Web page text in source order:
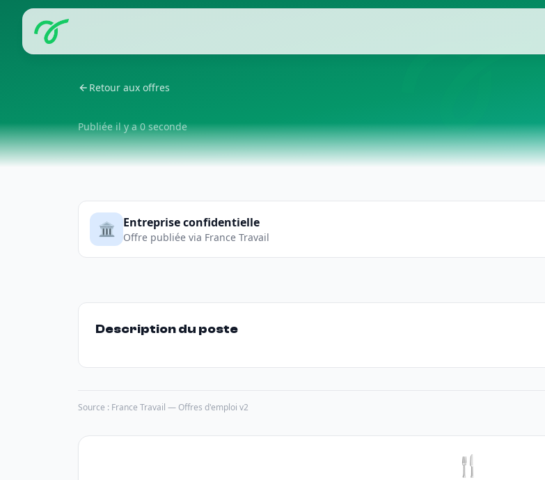
Retour aux offres
Publiée il y a 0 seconde
🏛️ Entreprise confidentielle
Offre publiée via France Travail
Description du poste
Source : France Travail — Offres d'emploi v2
🍴